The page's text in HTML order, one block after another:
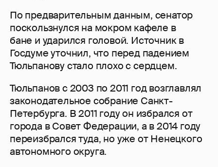
По предварительным данным, сенатор
поскользнулся на мокром кафеле в
бане и ударился головой. Источник в
Госдуме уточнил, что перед падением
Тюльпанову стало плохо с сердцем.
Тюльпанов с 2003 по 2011 год возглавлял
законодательное собрание Санкт-
Петербурга. В 2011 году он избрался от
города в Совет Федерации, а в 2014 году
переизбрался туда, но уже от Ненецкого
автономного округа.